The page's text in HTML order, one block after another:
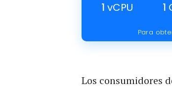
1 vCPU 1
Para
Los consumidores